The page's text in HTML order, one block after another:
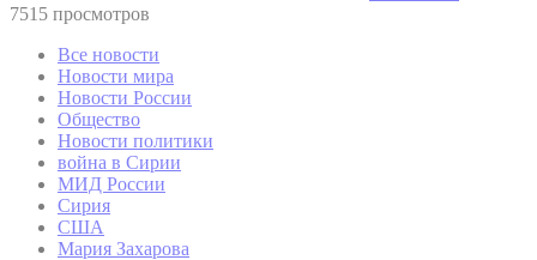
7515 просмотров
Все новости
Новости мира
Новости России
Общество
Новости политики
война в Сирии
МИД России
Сирия
США
Мария Захарова